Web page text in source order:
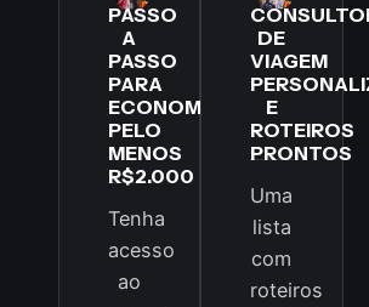
PASSO
A
PASSO
PARA
ECONOMIZAR
PELO
MENOS
R$2.000
Tenha
acesso
ao
DE
VIAGEM
​E
ROTEIROS
PRONTOS
Uma
lista
com
roteiros